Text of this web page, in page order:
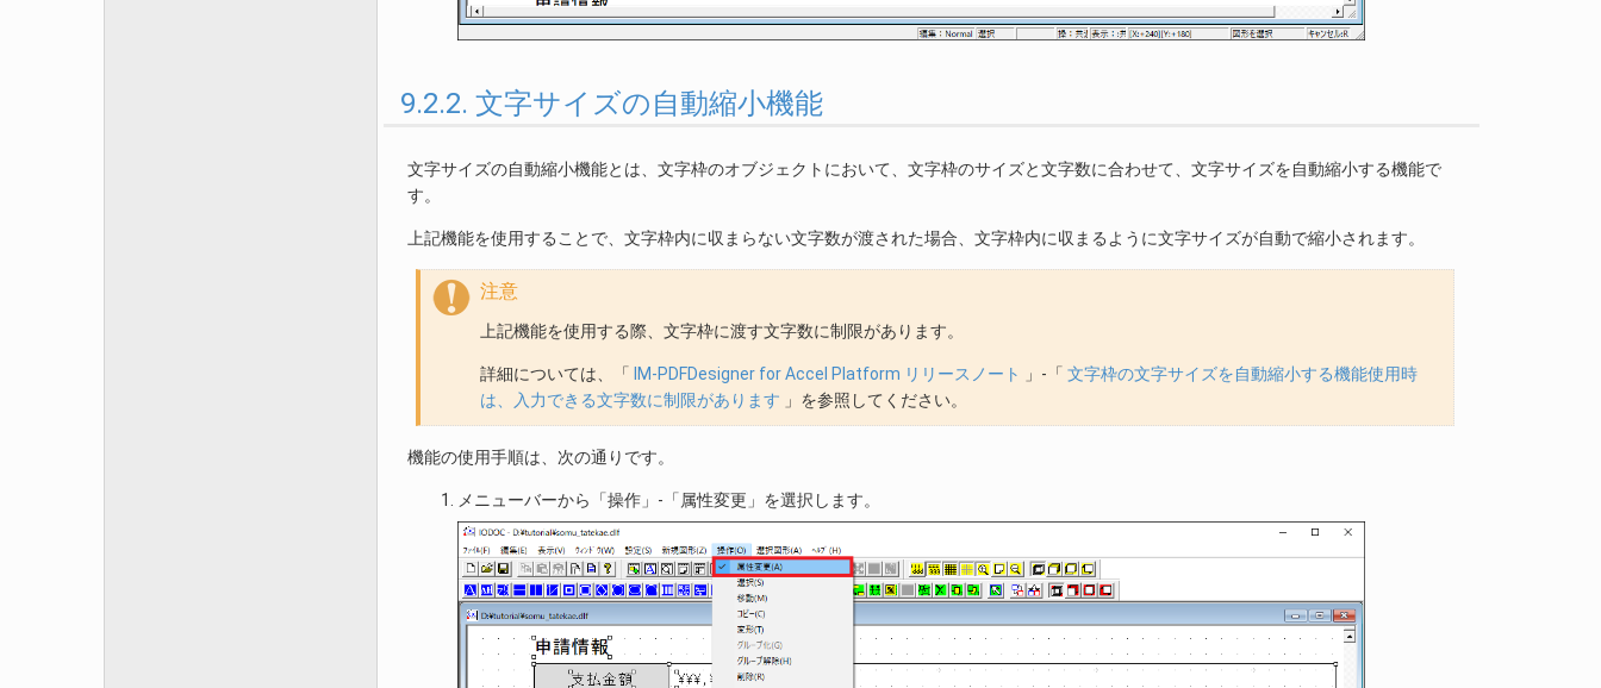
9.2.2. 文字サイズの自動縮小機能
文字サイズの自動縮小機能とは、文字枠のオブジェクトにおいて、文字枠のサイズと文字数に合わせて、文字サイズを自動縮小する機能で
す。
上記機能を使用することで、文字枠内に収まらない文字数が渡された場合、文字枠内に収まるように文字サイズが自動で縮小されます。
注意
上記機能を使用する際、文字枠に渡す文字数に制限があります。
詳細については、「 IM-PDFDesigner for Accel Platform リリースノート 」-「 文字枠の文字サイズを自動縮小する機能使用時
は、入力できる文字数に制限があります 」を参照してください。
機能の使用手順は、次の通りです。
メニューバーから「操作」-「属性変更」を選択します。